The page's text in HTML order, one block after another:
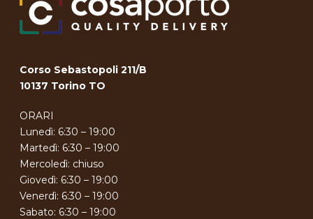
Corso Sebastopoli 211/B
10137 Torino TO
ORARI
Lunedì: 6:30 – 19:00
Martedì: 6:30 – 19:00
Mercoledì: chiuso
Giovedì: 6:30 – 19:00
Venerdì: 6:30 – 19:00
Sabato: 6:30 – 19:00